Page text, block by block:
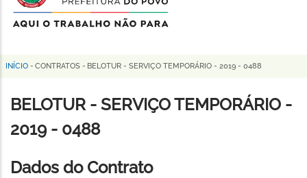
de
Horizonte
Trilha
de
navegação
INÍCIO - CONTRATOS - BELOTUR - SERVIÇO TEMPORÁRIO - 2019 - 0488
BELOTUR - SERVIÇO TEMPORÁRIO -
2019 - 0488
Dados do Contrato